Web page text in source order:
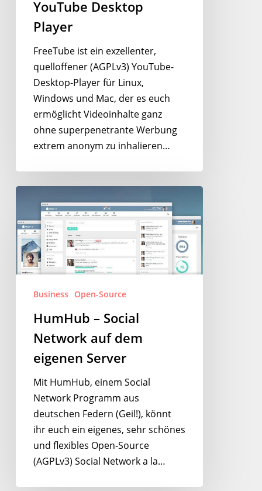
YouTube Desktop
Player
FreeTube ist ein exzellenter,
quelloffener (AGPLv3) YouTube-
Desktop-Player für Linux,
Windows und Mac, der es euch
ermöglicht Videoinhalte ganz
ohne superpenetrante Werbung
extrem anonym zu inhalieren…
Social
Network
auf
dem
eigenen
Business Open-Source
HumHub – Social
Network auf dem
eigenen Server
Mit HumHub, einem Social
Network Programm aus
deutschen Federn (Geil!), könnt
ihr euch ein eigenes, sehr schönes
und flexibles Open-Source
(AGPLv3) Social Network a la…